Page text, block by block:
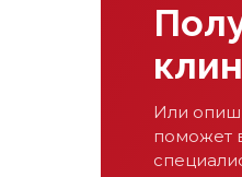
Или
поможет